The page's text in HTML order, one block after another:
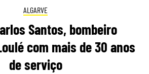
ALGARVE
Santos, bombeiro
com mais de 30 anos
de serviço